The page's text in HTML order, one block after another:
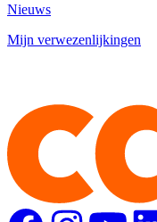
Nieuws
Mijn verwezenlijkingen